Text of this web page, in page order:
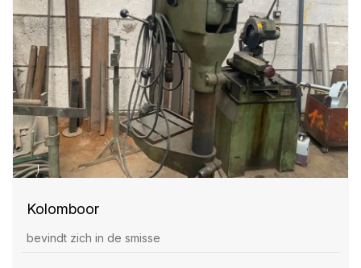
Kolomboor
bevindt zich in de smisse